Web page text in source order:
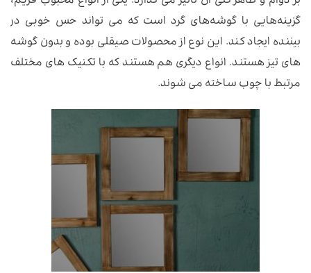
گزینه‌هایی با گوشه‌های گرد است که می تواند حس خوبی در
بیننده ایجاد کند. این نوع از محصولات صیقلی بوده و بدون گوشه
های تیز هستند. انواع دیگری هم هستند که با تکنیک های مختلف
مرتبط با چوب ساخته می شوند.